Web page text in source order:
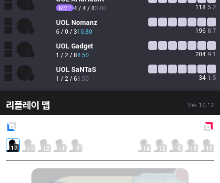
MVP 4 / 4 / 83.00 118 5.2
UOL Nomanz
6 / 0 / 310.80 196 8.7
UOLGadget
1 / 2 / 84.50 204 9.1
UOLSaNTaS
1 / 2 / 63.50 34 1.5
리플레이 맵 Ver. 10.12
12 11 12 11 9 14 12 15 13 10